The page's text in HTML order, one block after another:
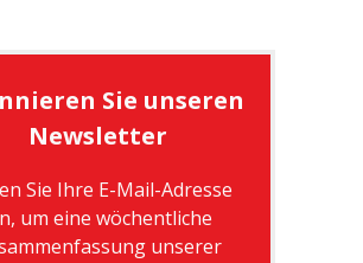
Sie unseren
Newsletter
Sie Ihre E-Mail-Adresse
um eine wöchentliche
unserer